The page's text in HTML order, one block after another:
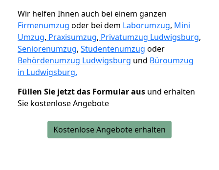
Wir helfen Ihnen auch bei einem ganzen
Firmenumzug oder bei dem Laborumzug, Mini
Umzug, Praxisumzug, Privatumzug Ludwigsburg,
Seniorenumzug, Studentenumzug oder
Behördenumzug Ludwigsburg und Büroumzug
in Ludwigsburg.
Füllen Sie jetzt das Formular aus und erhalten
Sie kostenlose Angebote
Kostenlose Angebote erhalten